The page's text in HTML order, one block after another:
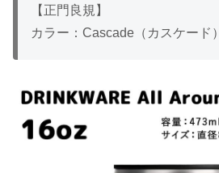
【正門良規】
カラー：Cascade（カスケード）